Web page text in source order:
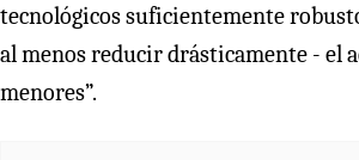
tecnológicos suficientemente
al menos reducir drásticamente - el
menores”.